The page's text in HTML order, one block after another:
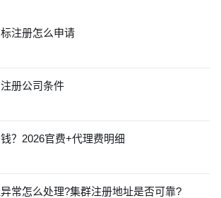
注册怎么申请
册公司条件
？2026官费+代理费明细
常怎么处理?集群注册地址是否可靠?